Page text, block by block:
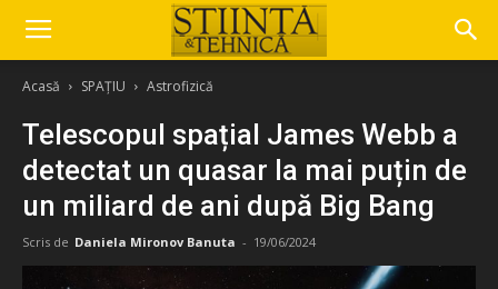
Acasă SPAȚIU Astrofizică
Telescopul spațial James Webb a
detectat un quasar la mai puțin de
un miliard de ani după Big Bang
Scris de Daniela Mironov Banuta - 19/06/2024